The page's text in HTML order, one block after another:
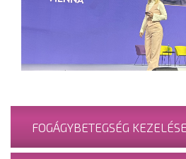
FOGÁGYBETEGSÉG KEZELÉSE